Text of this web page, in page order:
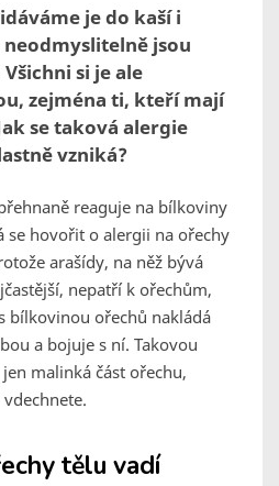
je do kaší i
jsou
si je ale
zejména ti, kteří mají
se taková alergie
vzniká?
reaguje na bílkoviny
se hovořit o alergii na ořechy
arašídy, na něž bývá
nepatří k ořechům,
bílkovinou ořechů nakládá
a bojuje s ní. Takovou
malinká část ořechu,
tělu vadí